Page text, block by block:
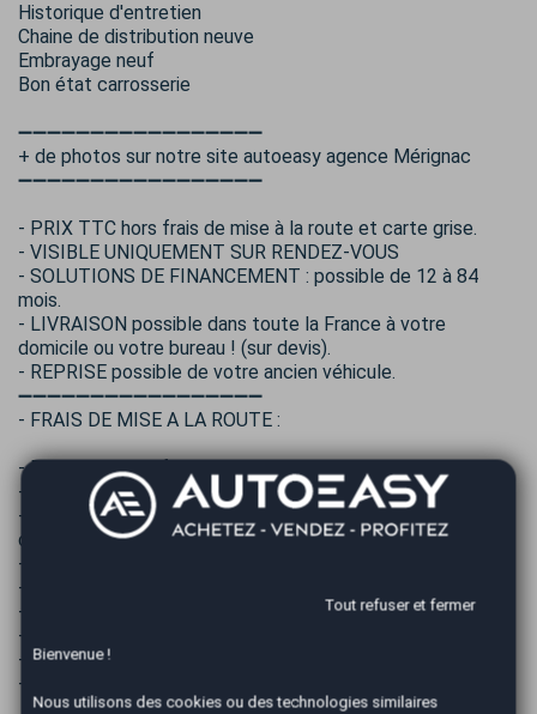
Historique d'entretien
Chaine de distribution neuve
Embrayage neuf
Bon état carrosserie
➖➖➖➖➖➖➖➖➖➖➖➖➖➖➖➖➖
+ de photos sur notre site autoeasy agence Mérignac
➖➖➖➖➖➖➖➖➖➖➖➖➖➖➖➖➖
- PRIX TTC hors frais de mise à la route et carte grise.
- VISIBLE UNIQUEMENT SUR RENDEZ-VOUS
- SOLUTIONS DE FINANCEMENT : possible de 12 à 84
mois.
- LIVRAISON possible dans toute la France à votre
domicile ou votre bureau ! (sur devis).
- REPRISE possible de votre ancien véhicule.
➖➖➖➖➖➖➖➖➖➖➖➖➖➖➖➖➖
- FRAIS DE MISE A LA ROUTE :
- Pack EASY Confort 490€ TTC :
- Nettoyage intérieur / extérieur
- Préparation esthétique (retouche de micros rayures,
décrassage des jantes, etc)
- 1/2 du réservoir
- Contrôles des niveaux et pression pneumatiques
- Pack sécurité (Gilet + triangle)
- Gestion administrative de la carte carte grise
- Coffret cadeau Autoeasy
- Garantie 12 mois inclus
Tout refuser et fermer
Bienvenue !
Nous utilisons des cookies ou des technologies similaires